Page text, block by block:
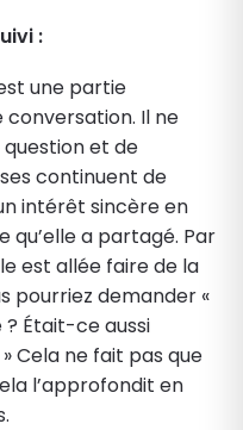
:
une partie
conversation. Il ne
et de
continuent de
intérêt sincère en
qu’elle a partagé. Par
est allée faire de la
pourriez demander «
Était-ce aussi
Cela ne fait pas que
l’approfondit en